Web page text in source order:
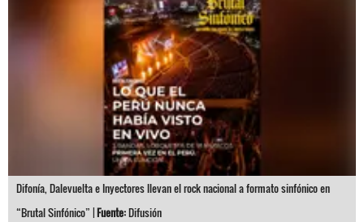
Difonía, Dalevuelta e Inyectores llevan el rock nacional a formato sinfónico en
“Brutal Sinfónico” |Fuente:Difusión